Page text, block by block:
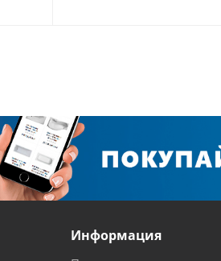
Информация